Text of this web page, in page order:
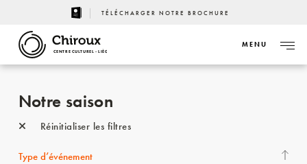
TÉLÉCHARGER NOTRE BROCHURE
CENTRE CULTUREL - LIÈGE
MENU
Notre saison
Réinitialiser les filtres
Type d’événement